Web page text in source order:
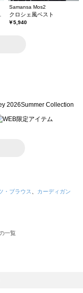
Samansa Mos2
クロシェ風ベスト
￥5,940
・ブラウス
カーディガン
一覧
モス）の一覧